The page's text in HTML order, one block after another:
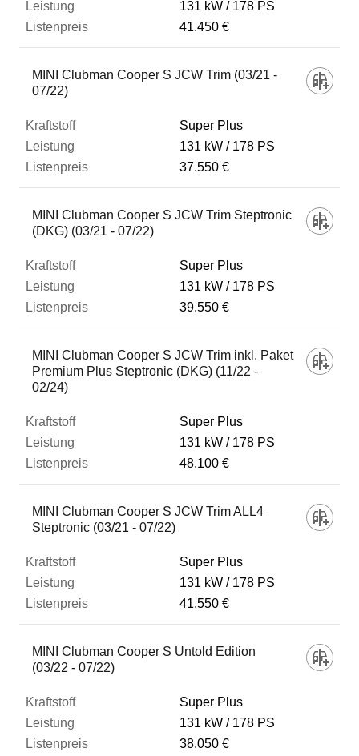
131 kW
178 PS
41.450 €
MINI Clubman Cooper S JCW Trim (03/21 -
07/22)
Super Plus
131 kW
178 PS
37.550 €
MINI Clubman Cooper S JCW Trim Steptronic
(DKG) (03/21 - 07/22)
Super Plus
131 kW
178 PS
39.550 €
MINI Clubman Cooper S JCW Trim inkl. Paket
Premium Plus Steptronic (DKG) (11/22 -
02/24)
Super Plus
131 kW
178 PS
48.100 €
MINI Clubman Cooper S JCW Trim ALL4
Steptronic (03/21 - 07/22)
Super Plus
131 kW
178 PS
41.550 €
MINI Clubman Cooper S Untold Edition
(03/22 - 07/22)
Super Plus
131 kW
178 PS
38.050 €